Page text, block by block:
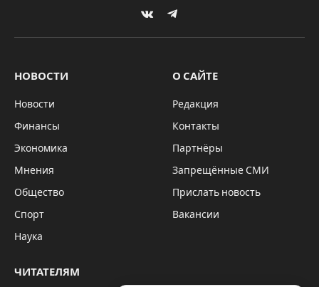
VKontakteTelegram
НОВОСТИ
Новости
Финансы
Экономика
Мнения
Общество
Спорт
Наука
О САЙТЕ
Редакция
Контакты
Партнёры
Запрещённые СМИ
Прислать новость
Вакансии
ЧИТАТЕЛЯМ